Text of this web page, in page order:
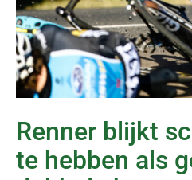
Renner blijkt
te hebben als